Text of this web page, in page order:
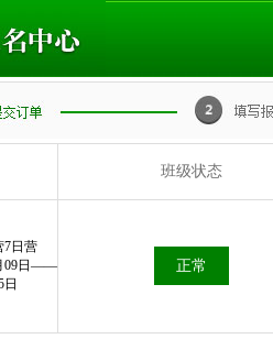
班级状态
7日营
09日——
日
正常